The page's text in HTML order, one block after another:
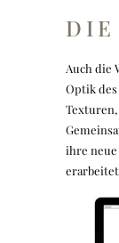
DIE
Auch die
Optik des
ihre neue